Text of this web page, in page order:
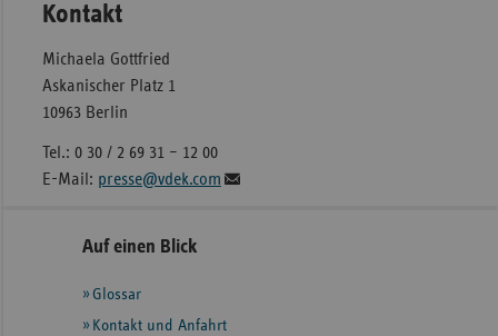
Kontakt
Michaela Gottfried
Askanischer Platz 1
10963 Berlin
Tel.: 0 30 / 2 69 31 – 12 00
E-Mail: presse@vdek.com
Seitennavigation
Seitenleiste
weiteren
Informationen
Auf einen Blick
Glossar
Kontakt und Anfahrt